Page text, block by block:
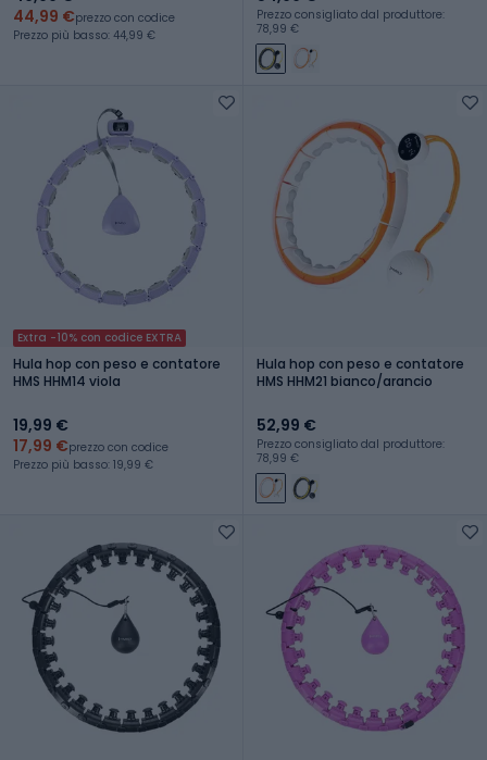
44,99 €prezzo con codice
Prezzo più basso: 44,99 €
Prezzo consigliato dal produttore:
78,99 €
Extra -10% con codice EXTRA
Hula hop con peso e contatore
HMS HHM14 viola
19,99 €
17,99 €prezzo con codice
Prezzo più basso: 19,99 €
Hula hop con peso e contatore
HMS HHM21 bianco/arancio
52,99 €
Prezzo consigliato dal produttore:
78,99 €